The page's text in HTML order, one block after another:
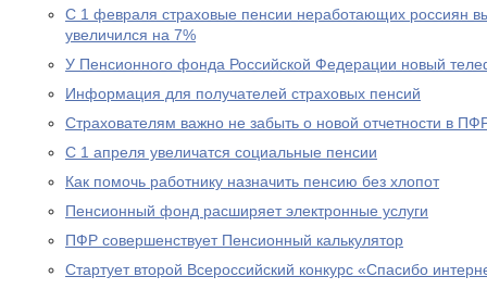
С 1 февраля страховые пенсии неработающих россиян
увеличился на 7%
У Пенсионного фонда Российской Федерации новый
Информация для получателей страховых пенсий
Страхователям важно не забыть о новой отчетности в
С 1 апреля увеличатся социальные пенсии
Как помочь работнику назначить пенсию без хлопот
Пенсионный фонд расширяет электронные услуги
ПФР совершенствует Пенсионный калькулятор
Стартует второй Всероссийский конкурс «Спасибо